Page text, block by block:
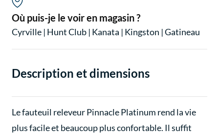
Où puis-je le voir en magasin ?
Cyrville | Hunt Club | Kanata | Kingston |Gatineau
Description et dimensions
Le fauteuil releveur Pinnacle Platinum rend la vie
plus facile et beaucoup plus confortable. Il suffit